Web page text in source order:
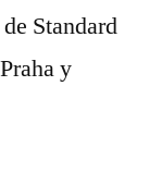
Standard
y